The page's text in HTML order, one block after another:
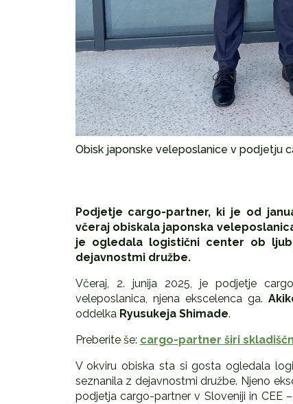
Obisk japonske veleposlanice v podjetju
Podjetje cargo-partner, ki je od
včeraj obiskala japonska
je ogledala logistični center ob
dejavnostmi družbe.
Včeraj, 2. junija 2025, je podjetje
veleposlanica, njena ekscelenca ga.
oddelka Ryusukeja Shimade.
Preberite še: cargo-partner širi
V okviru obiska sta si gosta ogledala
seznanila z dejavnostmi družbe. Njeno
podjetja cargo-partner v Sloveniji in CEE